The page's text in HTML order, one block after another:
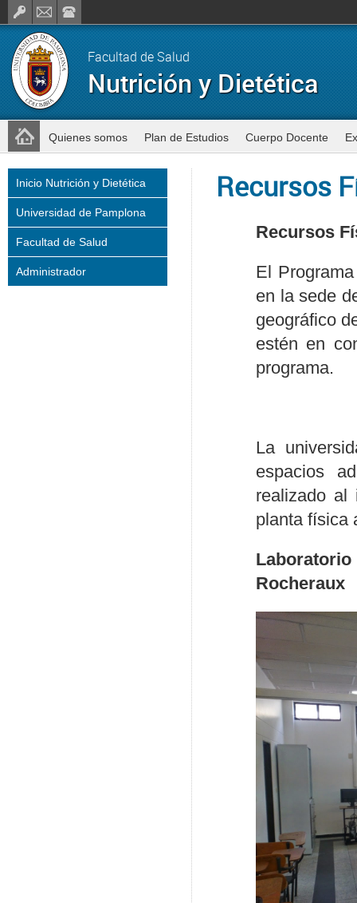
Facultad de Salud
Nutrición y Dietética
Quienes somos Plan de Estudios Cuerpo Docente
Inicio Nutrición y Dietética
Universidad de Pamplona
Facultad de Salud
Administrador
Recursos
Recursos
El
en la sede
geográfico
estén en
programa.
La
espacios
realizado al
planta física
Rocheraux